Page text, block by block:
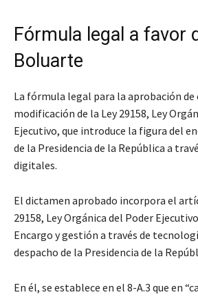
Fórmula legal a favor
Boluarte
La fórmula legal para la aprobación de
modificación de la Ley 29158, Ley
Ejecutivo, que introduce la figura del
de la Presidencia de la República a
digitales.
El dictamen aprobado incorpora el
29158, Ley Orgánica del Poder
Encargo y gestión a través de
despacho de la Presidencia de la
En él, se establece en el 8-A.3 que en